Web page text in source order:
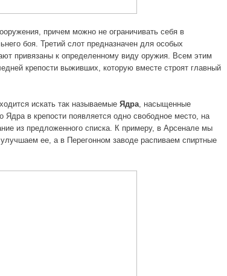
причем можно не ограничивать себя в
боя. Третий слот предназначен для особых
привязаны к определенному виду оружия. Всем этим
крепости выживших, которую вместе строят главный
искать так называемые Ядра, насыщенные
Ядра в крепости появляется одно свободное место, на
из предложенного списка. К примеру, в Арсенале мы
ее, а в Перегонном заводе распиваем спиртные